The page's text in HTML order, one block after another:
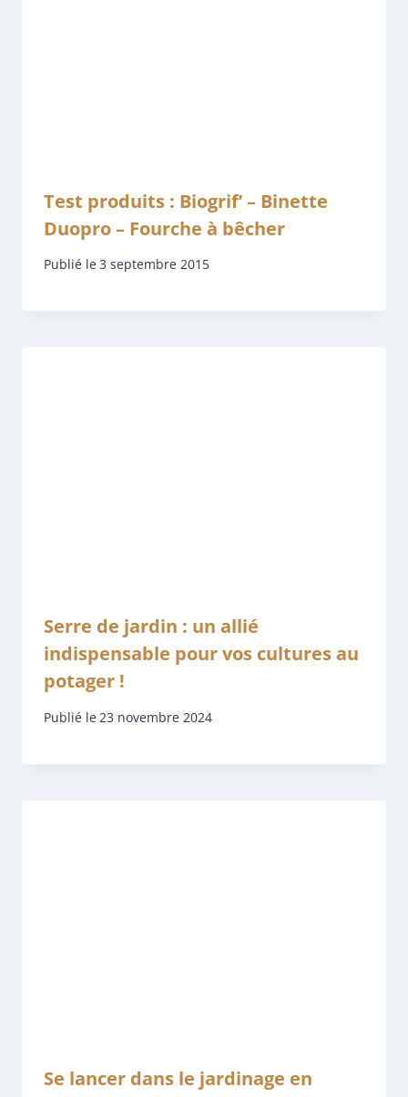
Test produits : Biogrif’ – Binette
Duopro – Fourche à bêcher
Publié le3 septembre 2015
Serre de jardin : un allié
indispensable pour vos cultures au
potager !
Publié le 23 novembre 2024
Se lancer dans le jardinage en